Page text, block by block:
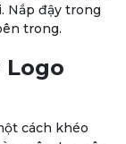
Nắp đậy trong
trong.
Logo
cách khéo